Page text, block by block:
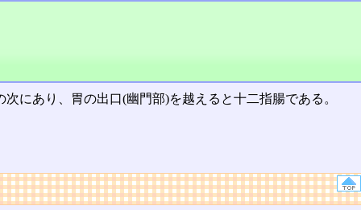
次にあり、胃の出口(幽門部)を越えると十二指腸である。